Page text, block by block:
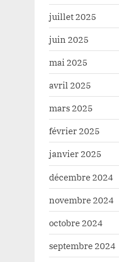
juillet 2025
juin 2025
mai 2025
avril 2025
mars 2025
février 2025
janvier 2025
décembre 2024
novembre 2024
octobre 2024
septembre 2024